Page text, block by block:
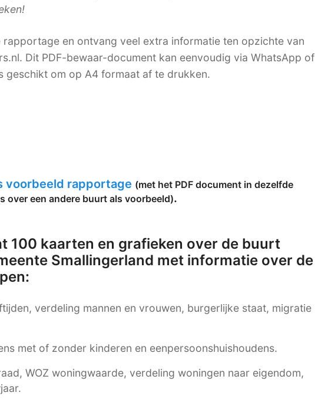
en ontvang veel extra informatie ten opzichte van
Dit PDF-bewaar-document kan eenvoudig via WhatsApp of
geschikt om op A4 formaat af te drukken.
voorbeeld rapportage (met het PDF document in dezelfde
over een andere buurt als voorbeeld).
100 kaarten en grafieken over de buurt
Smallingerland met informatie over de
verdeling mannen en vrouwen, burgerlijke staat, migratie
met of zonder kinderen en eenpersoonshuishoudens.
WOZ woningwaarde, verdeling woningen naar eigendom,